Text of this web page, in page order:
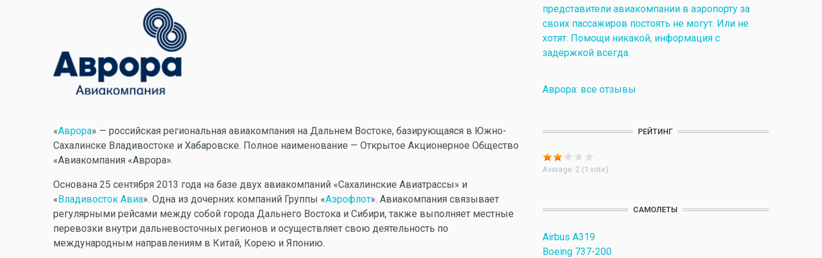
«Аврора» — российская региональная авиакомпания на Дальнем Востоке, базирующаяся в Южно-
Сахалинске Владивостоке и Хабаровске. Полное наименование — Открытое Акционерное Общество
«Авиакомпания «Аврора».
Основана 25 сентября 2013 года на базе двух авиакомпаний «Сахалинские Авиатрассы» и
«Владивосток Авиа». Одна из дочерних компаний Группы «Аэрофлот». Авиакомпания связывает
регулярными рейсами между собой города Дальнего Востока и Сибири, также выполняет местные
перевозки внутри дальневосточных регионов и осуществляет свою деятельность по
международным направлениям в Китай, Корею и Японию.
представители авиакомпании в аэропорту за
своих пассажиров постоять не могут. Или не
хотят. Помощи никакой, информация с
задержкой всегда.
Аврора: все отзывы
РЕЙТИНГ
Average: 2 (1 vote)
САМОЛЕТЫ
Airbus A319
Boeing 737-200